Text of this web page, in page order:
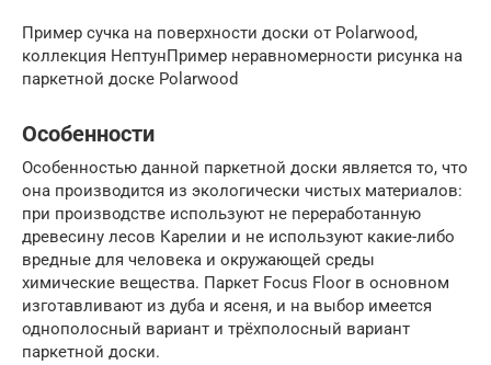
Пример сучка на поверхности доски от Polarwood,
коллекция НептунПример неравномерности рисунка на
паркетной доске Polarwood
Особенности
Особенностью данной паркетной доски является то, что
она производится из экологически чистых материалов:
при производстве используют не переработанную
древесину лесов Карелии и не используют какие-либо
вредные для человека и окружающей среды
химические вещества. Паркет Focus Floor в основном
изготавливают из дуба и ясеня, и на выбор имеется
однополосный вариант и трёхполосный вариант
паркетной доски.